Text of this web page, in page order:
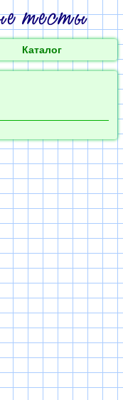
Каталог